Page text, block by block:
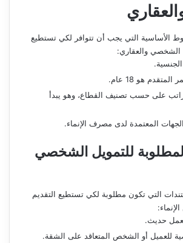
الأساسية التي يجب أن تتوافر لكي تستطيع
الشخصي والعقاري:
هو 18 عام.
على حسب تصنيف القطاع، وهو يبدأ
المعتمدة لدى مصرف الإنماء.
للتمويل الشخصي
التي تكون مطلوبة لكي تستطيع التقديم
حديث.
للعميل أو الشخص المتعاقد على الشقة.